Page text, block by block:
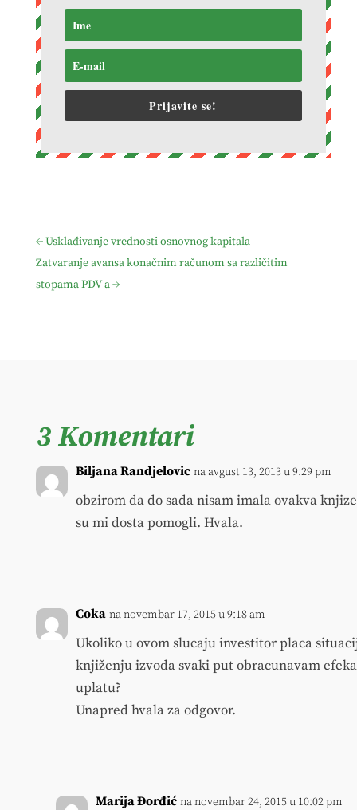
Prijavite se!
←Usklađivanje vrednosti osnovnog kapitala
Zatvaranje avansa konačnim računom sa različitim
stopama PDV-a→
3 Komentari
Biljana Randjelovic na avgust 13, 2013 u 9:29 pm
obzirom da do sada nisam imala ovakva
su mi dosta pomogli. Hvala.
Coka na novembar 17, 2015 u 9:18 am
Ukoliko u ovom slucaju investitor placa
knjiženju izvoda svaki put obracunavam
uplatu?
Unapred hvala za odgovor.
Marija Đorđić na novembar 24, 2015 u 10:02 pm